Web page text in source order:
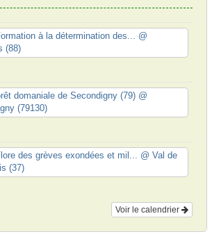
à la détermination des... @
(88)
domaniale de Secondigny (79) @
(79130)
des grèves exondées et mil... @ Val de
(37)
Voir le calendrier